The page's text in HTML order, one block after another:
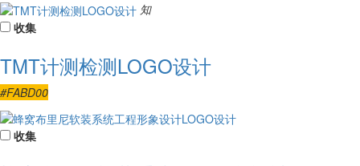
知
收集
TMT计测检测LOGO设计
#FABD00
收集